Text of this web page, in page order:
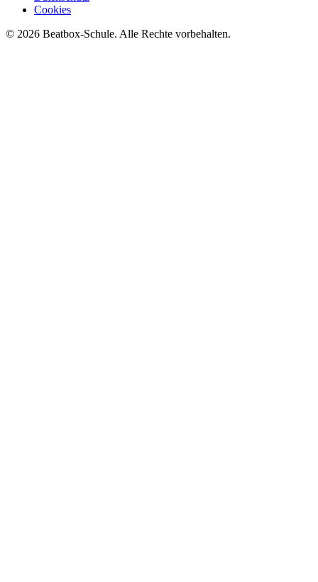
Cookies
© 2026 Beatbox-Schule. Alle Rechte vorbehalten.